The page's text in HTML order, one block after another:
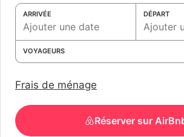
ARRIVÉE DÉPART
VOYAGEURS
Frais de ménage
Réserver sur